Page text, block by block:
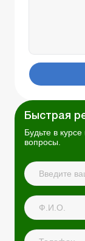
Быстрая
Будьте в
вопросы.